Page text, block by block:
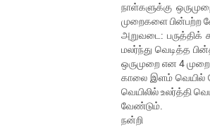
நாள்களுக்கு
முறைகளை பின்பற்ற
அறுவடை: பருத்திக்
மலர்ந்து வெடித்த
ஒருமுறை என 4 முறை
காலை இளம் வெயில்
வெயிலில் உலர்த்தி
வேண்டும்.
நன்றி